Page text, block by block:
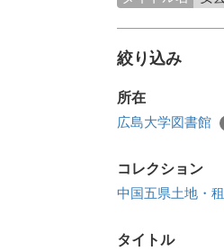
絞り込み
所在
広島大学図書館
コレクション
中国五県土地・
タイトル